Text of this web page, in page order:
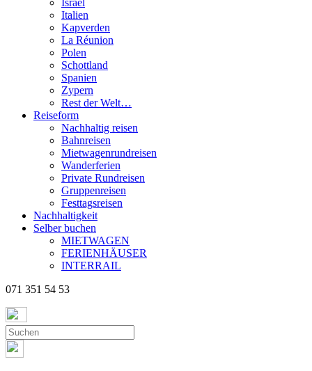
Israel
Italien
Kapverden
La Réunion
Polen
Schottland
Spanien
Zypern
Rest der Welt…
Reiseform
Nachhaltig reisen
Bahnreisen
Mietwagenrundreisen
Wanderferien
Private Rundreisen
Gruppenreisen
Festtagsreisen
Nachhaltigkeit
Selber buchen
MIETWAGEN
FERIENHÄUSER
INTERRAIL
071 351 54 53